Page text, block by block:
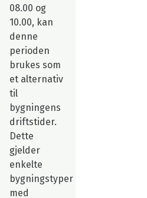
08.00 og
10.00, kan
denne
perioden
brukes som
et alternativ
til
bygningens
driftstider.
Dette
gjelder
enkelte
bygningstyper
med